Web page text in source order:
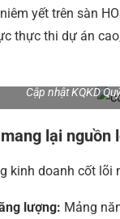
yết trên sàn
thực thi dự án
Cập nhật KQKD
lại nguồn
kinh doanh cốt lõi
lượng: Mảng